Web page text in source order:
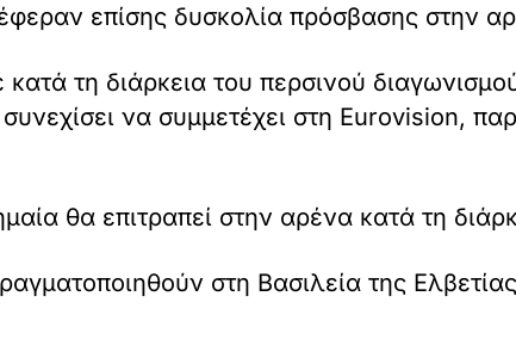
επίσης δυσκολία πρόσβασης στην
τη διάρκεια του περσινού
να συμμετέχει στη Eurovision,
θα επιτραπεί στην αρένα κατά τη
στη Βασιλεία της